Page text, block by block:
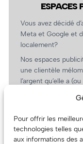
Pour offrir les
technologies telles
aux informations des
ESPACES
Vous avez décidé
Meta et Google et
localement?
Nos espaces
une clientèle
l’argent qu’elle a
revient.
(Oui, on va avoir